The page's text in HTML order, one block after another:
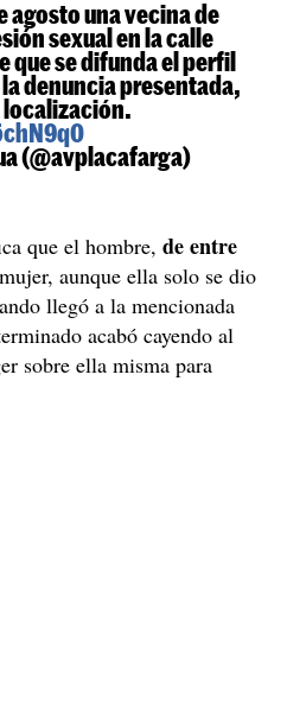
agosto una vecina de
sexual en la calle
que se difunda el perfil
denuncia presentada,
(@avplacafarga)
que el hombre, de entre
aunque ella solo se dio
llegó a la mencionada
acabó cayendo al
sobre ella misma para